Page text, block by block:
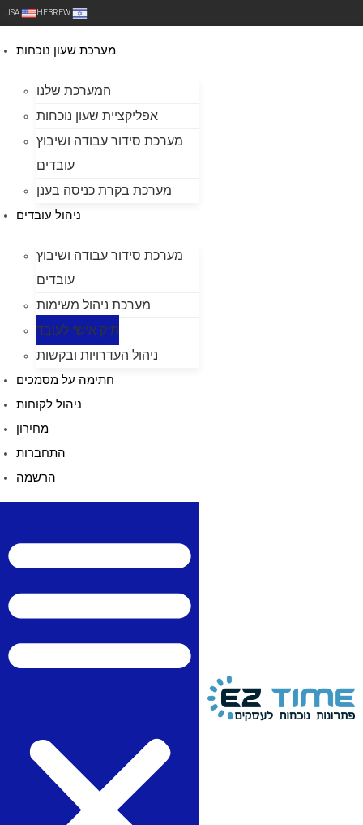
מערכת שעון נוכחות
המערכת שלנו
אפליקציית שעון נוכחות
מערכת סידור עבודה ושיבוץ
עובדים
מערכת בקרת כניסה בענן
ניהול עובדים
מערכת סידור עבודה ושיבוץ
עובדים
מערכת ניהול משימות
תיק אישי לעובד
ניהול העדרויות ובקשות
חתימה על מסמכים
ניהול לקוחות
מחירון
התחברות
הרשמה